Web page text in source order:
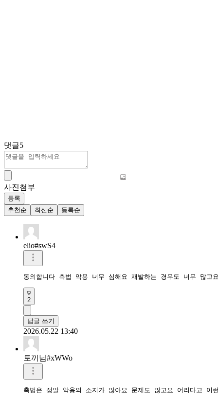
댓글5
사진첨부
등록
추천순
최신순 등록순
elio#swS4
동의합니다 촉법 악용 너무 심해요 재발하는 경우도 너무 많고
2
답글 쓰기
2026.05.22 13:40
토끼님#xWWo
촉법은 정말 악용의 소지가 많아요 문제도 많고요 어리다고 이